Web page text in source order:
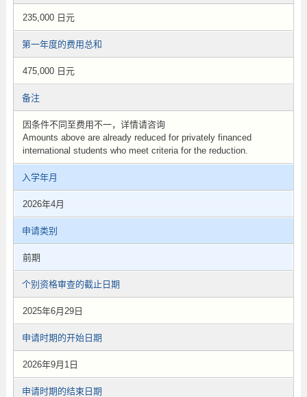
235,000 日元
第一年度的费用总和
475,000 日元
备注
因条件不同至费用不一，详情请咨询
Amounts above are already reduced for privately financed
international students who meet criteria for the reduction.
入学年月
2026年4月
申请类别
前期
个别资格审查的截止日期
2025年6月29日
申请时期的开始日期
2026年9月1日
申请时期的结束日期